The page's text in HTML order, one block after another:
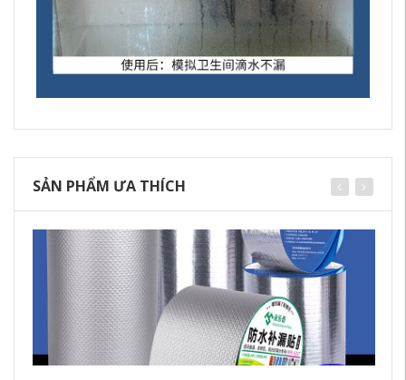
SẢN PHẨM ƯA THÍCH